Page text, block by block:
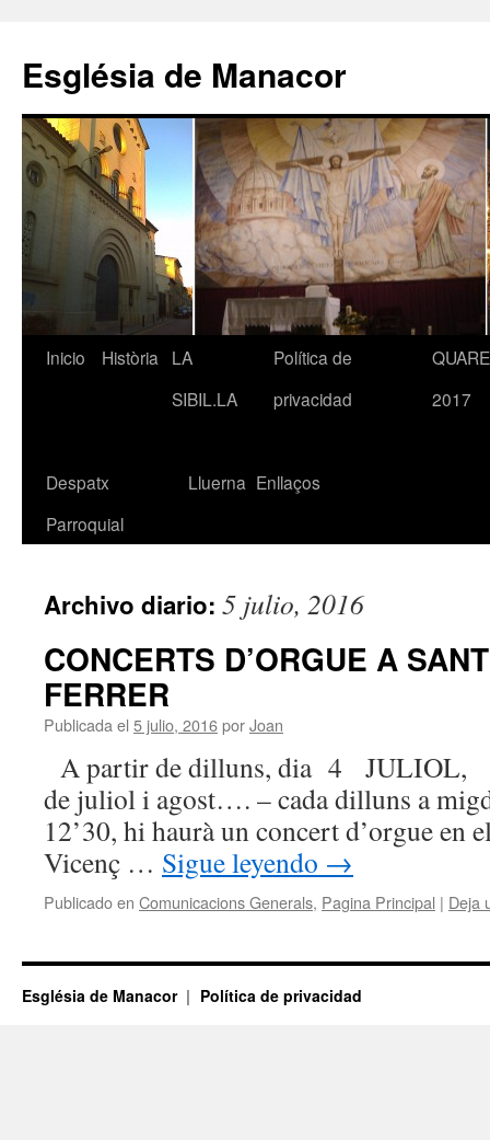
contenido
Església de Manacor
Inicio Història
LA
SIBIL.LA
Política de
privacidad
2017
Despatx
Parroquial
Lluerna Enllaços
Archivo diario: 5 julio, 2016
CONCERTS D’ORGUE A
FERRER
Publicada el 5 julio, 2016porJoan
A partir de dilluns, dia 4 JULIOL,
de juliol i agost…. – cada dilluns a
12’30, hi haurà un concert d’orgue en
Vicenç … Sigue leyendo →
Publicado en Comunicacions Generals, Pagina Principal | Deja
Església de Manacor Política de privacidad